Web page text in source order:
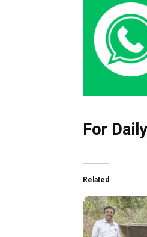
For
Related